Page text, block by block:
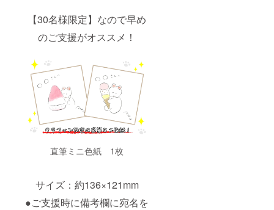
【30名様限定】なので早め
のご支援がオススメ！
直筆ミニ色紙 1枚
サイズ：約136×121mm
●ご支援時に備考欄に宛名を